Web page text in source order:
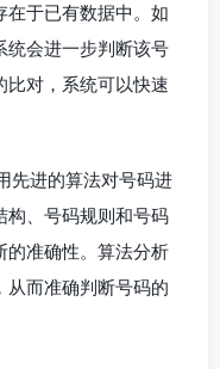
在于已有数据中。如
统会进一步判断该号
比对，系统可以快速
先进的算法对号码进
构、号码规则和号码
的准确性。算法分析
从而准确判断号码的